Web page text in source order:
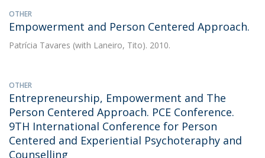
OTHER
Empowerment and Person Centered Approach.
Patrícia Tavares (with Laneiro, Tito). 2010.
OTHER
Entrepreneurship, Empowerment and The
Person Centered Approach. PCE Conference.
9TH International Conference for Person
Centered and Experiential Psychoteraphy and
Counselling